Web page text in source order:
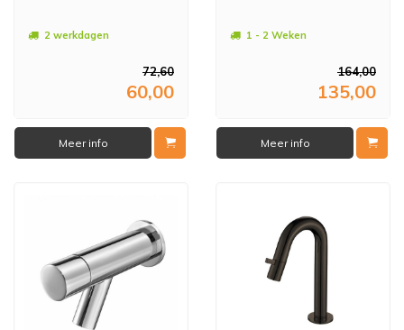
2 werkdagen
72,60
60,00
Meer info
1 - 2 Weken
164,00
135,00
Meer info